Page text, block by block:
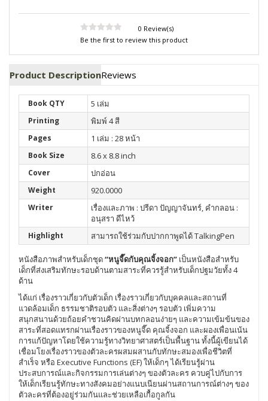
0 Review(s)
Be the first to review this product
Product DescriptionReviews
Book QTY 5 เล่ม
Printing พิมพ์ 4 สี
Pages 1 เล่ม : 28 หน้า
Book Size 8.6 x 8.8 inch
Cover ปกอ่อน
Weight 920.0000
Writer
เรื่องและภาพ : ปรีดา ปัญญาจันทร์, คำกลอน :
อนุสรา ดีไหว้
Highlight สามารถใช้ร่วมกับปากกาพูดได้ TalkingPen
หนังสือภาพสำหรับเด็กชุด“หนูจี๊ดกับคุณจิ้งจอก” เป็นหนังสือสำหรับ
เด็กที่ส่งเสริมทักษะรอบด้านตามสาระที่ควรรู้สำหรับเด็กปฐมวัยทั้ง 4
ด้าน
ได้แก่ เรื่องราวเกี่ยวกับตัวเด็ก เรื่องราวเกี่ยวกับบุคคลและสถานที่
แวดล้อมเด็ก ธรรมชาติรอบตัว และสิ่งต่างๆ รอบตัว เพิ่มความ
สนุกสนานด้วยถ้อยคำชวนคิดผ่านบทกลอนง่ายๆ และความเข้มข้นของ
สาระที่สอดแทรกผ่านเรื่องราวของหนูจี๊ด คุณจิ้งจอก และผองเพื่อนเน้น
การแก้ปัญหาโดยใช้ความรู้ทางวิทยาศาสตร์เป็นพื้นฐาน ทั้งนี้ผู้เขียนได้
เชื่อมโยงเรื่องราวของตัวละครผสมผสานกับทักษะสมองเพื่อชีวิตที่
สำเร็จ หรือ Executive Functions (EF) ให้เด็กๆ ได้เรียนรู้ผ่าน
ประสบการณ์และกิจกรรมการเล่นต่างๆ ของตัวละคร ควบคู่ไปกับการ
ให้เด็กเรียนรู้ทักษะทางสังคมอย่างแนบเนียนผ่านสถานการณ์ต่างๆ ของ
ตัวละครที่ต้องอยู่ร่วมกันและช่วยเหลือเกื้อกูลกัน